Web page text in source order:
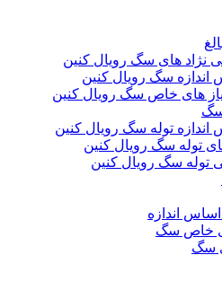
نژاد های سگ رویال کنین
اندازه سگ رویال کنین
های خاص سگ رویال کنین
سگ
اندازه توله سگ رویال کنین
توله سگ رویال کنین
توله سگ رویال کنین
اندازه
خاص سگ
سگ